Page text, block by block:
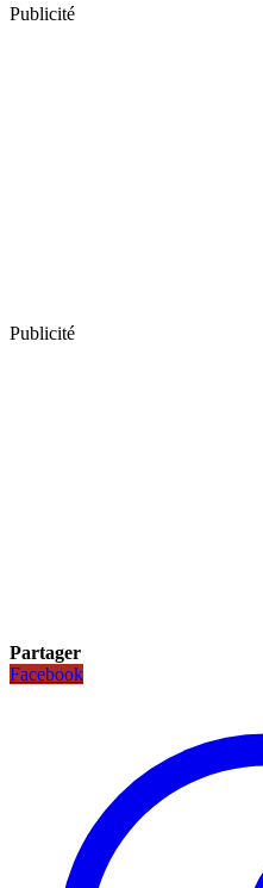
Publicité
Publicité
Partager
Facebook